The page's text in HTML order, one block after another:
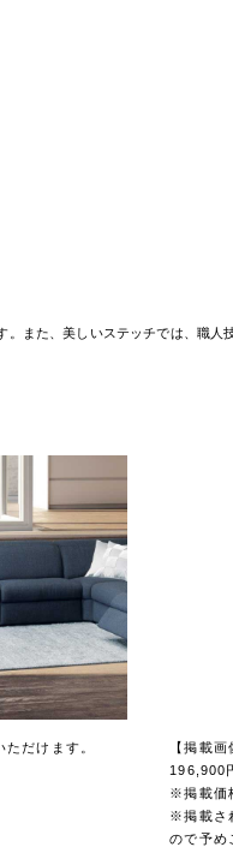
また、美しいステッチでは、職
だけます。
【掲載
196,900
※掲載価
※掲載さ
ので予め